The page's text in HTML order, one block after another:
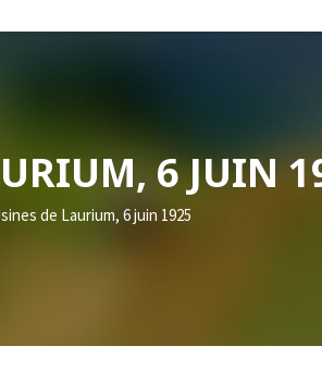
6 JUIN
de Laurium, 6 juin 1925